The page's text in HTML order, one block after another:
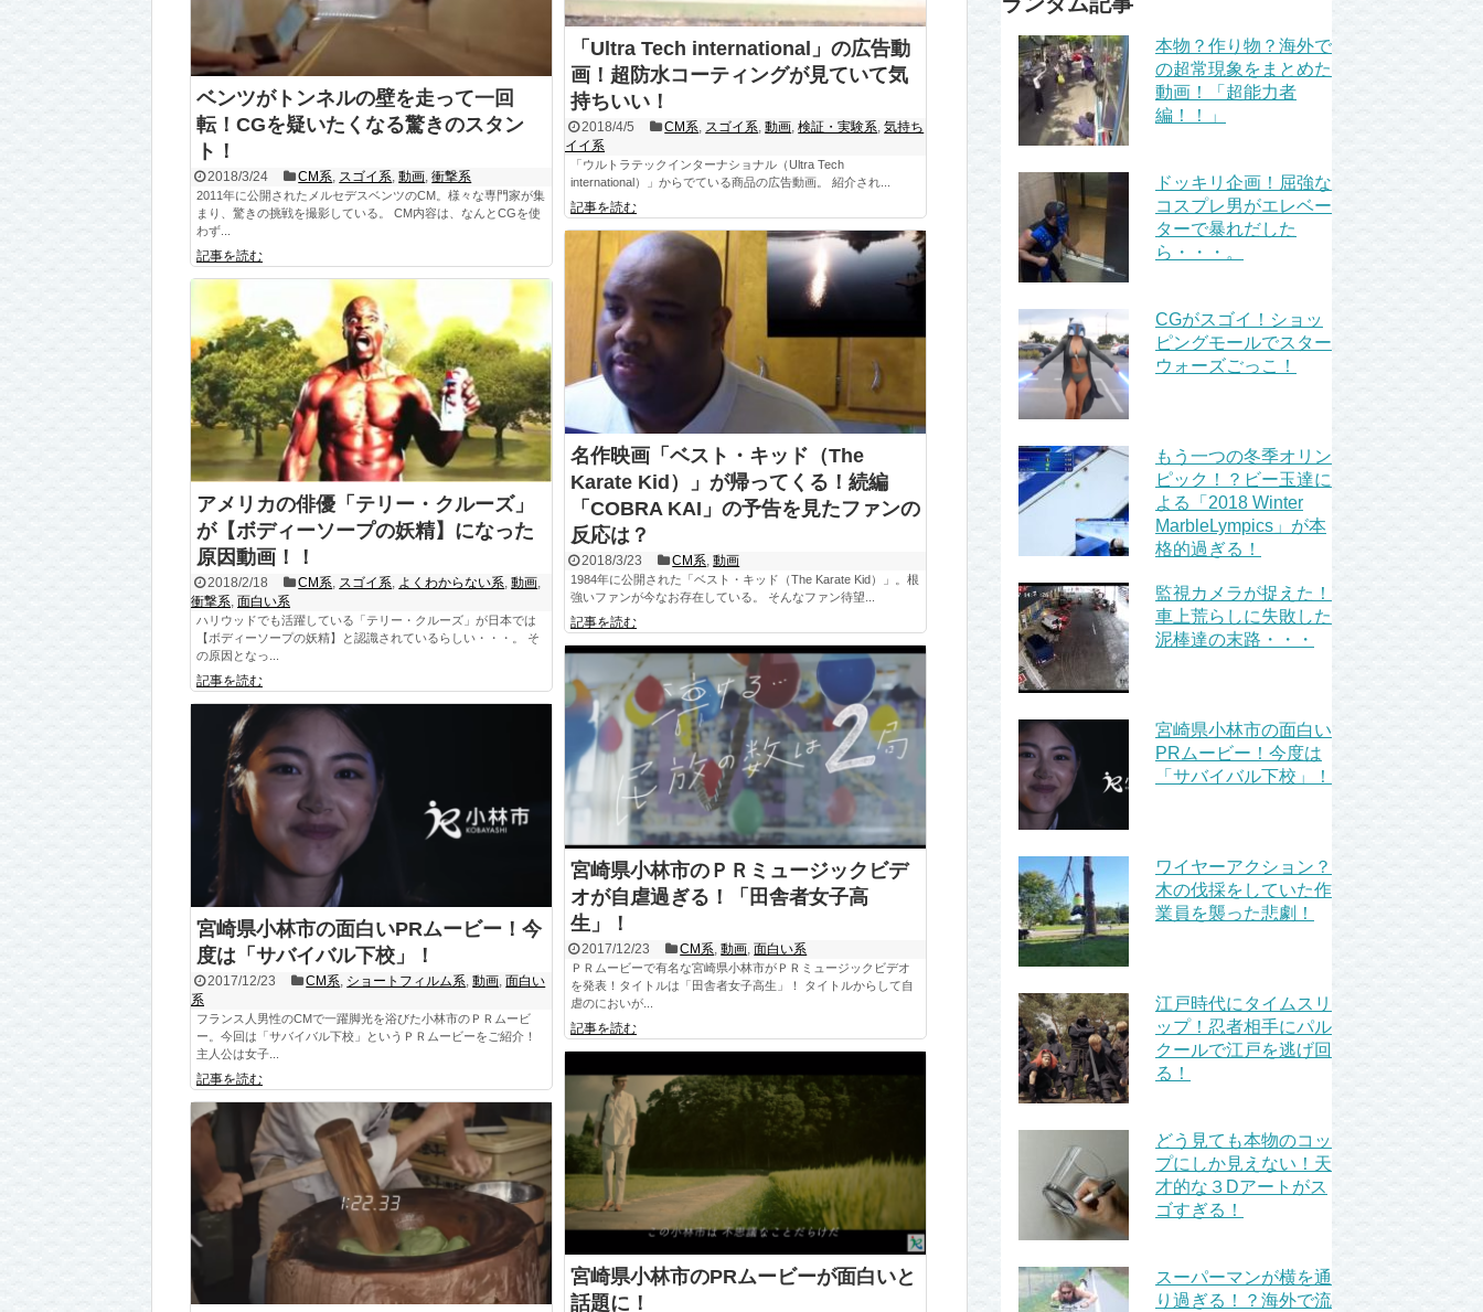
「Ultra Tech international」の広告動
画！超防水コーティングが見ていて気
持ちいい！
2018/4/5 CM系, スゴイ系,動画,検証・実験系,気持ち
イイ系
「ウルトラテックインターナショナル（Ultra Tech
international）」からでている商品の広告動画。 紹介され...
記事を読む
ベンツがトンネルの壁を走って一回
転！CGを疑いたくなる驚きのスタン
ト！
2018/3/24 CM系, スゴイ系,動画,衝撃系
2011年に公開されたメルセデスベンツのCM。様々な専門家が集
まり、驚きの挑戦を撮影している。 CM内容は、なんとCGを使
わず...
記事を読む
名作映画「ベスト・キッド（The
Karate Kid）」が帰ってくる！続編
「COBRA KAI」の予告を見たファンの
反応は？
2018/3/23 CM系,動画
1984年に公開された「ベスト・キッド（The Karate Kid）」。根
強いファンが今なお存在している。 そんなファン待望...
記事を読む
アメリカの俳優「テリー・クルーズ」
が【ボディーソープの妖精】になった
原因動画！！
2018/2/18 CM系, スゴイ系, よくわからない系,動画,
衝撃系, 面白い系
ハリウッドでも活躍している「テリー・クルーズ」が日本では
【ボディーソープの妖精】と認識されているらしい・・・。 そ
の原因となっ...
記事を読む
宮崎県小林市のＰＲミュージックビデ
オが自虐過ぎる！「田舎者女子高
生」！
2017/12/23 CM系,動画,面白い系
ＰＲムービーで有名な宮崎県小林市がＰＲミュージックビデオ
を発表！タイトルは「田舎者女子高生」！ タイトルからして自
虐のにおいが...
記事を読む
宮崎県小林市の面白いPRムービー！今
度は「サバイバル下校」！
2017/12/23 CM系, ショートフィルム系,動画,面白い
系
フランス人男性のCMで一躍脚光を浴びた小林市のＰＲムービ
ー。今回は「サバイバル下校」というＰＲムービーをご紹介！
主人公は女子...
記事を読む
宮崎県小林市のPRムービーが面白いと
話題に！
本物？作り物？海外で
の超常現象をまとめた
動画！「超能力者
編！！」
ドッキリ企画！屈強な
コスプレ男がエレベー
ターで暴れだした
ら・・・。
CGがスゴイ！ショッ
ピングモールでスター
ウォーズごっこ！
もう一つの冬季オリン
ピック！？ビー玉達に
よる「2018 Winter
MarbleLympics」が本
格的過ぎる！
監視カメラが捉えた！
車上荒らしに失敗した
泥棒達の末路・・・
宮崎県小林市の面白い
PRムービー！今度は
「サバイバル下校」！
ワイヤーアクション？
木の伐採をしていた作
業員を襲った悲劇！
江戸時代にタイムスリ
ップ！忍者相手にパル
クールで江戸を逃げ回
る！
どう見ても本物のコッ
プにしか見えない！天
才的な３Dアートがス
ゴすぎる！
スーパーマンが横を通
り過ぎる！？海外で流